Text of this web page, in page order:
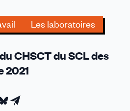
7
décembre
Les laboratoires
CHSCT du SCL des
2021
Partager